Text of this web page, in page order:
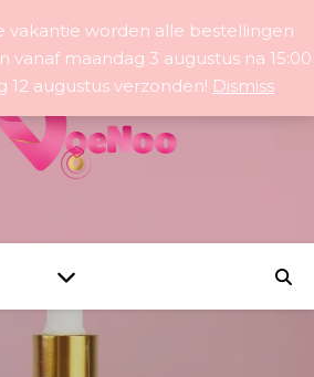
vakantie worden alle bestellingen
vanaf maandag 3 augustus na 15:00
12 augustus verzonden! Dismiss